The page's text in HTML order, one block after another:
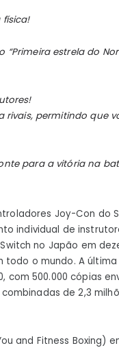
física!
“Primeira estrela do
permitindo que
para a vitória na
Joy-Con do
individual de
no Japão em
todo o mundo. A
com 500.000 cópias
de 2,3
and Fitness Boxing)